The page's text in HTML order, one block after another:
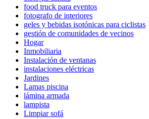
food truck para eventos
fotografo de interiores
geles y bebidas isotónicas para ciclistas
gestión de comunidades de vecinos
Hogar
Inmobiliaria
Instalación de ventanas
instalaciones eléctricas
Jardines
Lamas piscina
lámina armada
lampista
Limpiar sofá